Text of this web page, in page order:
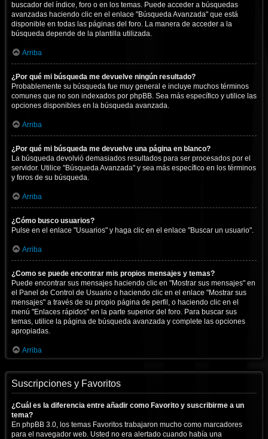
buscador del índice, foro o en los temas. Puede acceder a búsquedas
avanzadas haciendo clic en el enlace "Búsqueda Avanzada" que está
disponible en todas las páginas del foro. La manera de acceder a la
búsqueda depende de la plantilla utilizada.
Arriba
¿Por qué mi búsqueda me devuelve ningún resultado?
Probablemente su búsqueda fue muy general e incluye muchos términos
comunes que no son indexados por phpBB. Sea más específico y utilice las
opciones disponibles en la búsqueda avanzada.
Arriba
¿Por qué mi búsqueda me devuelve una página en blanco?
La búsqueda devolvió demasiados resultados para ser procesados por el
servidor. Utilice "Búsqueda Avanzada" y sea más específico en los términos
y foros de su búsqueda.
Arriba
¿Cómo busco usuarios?
Pulse en el enlace "Usuarios" y haga clic en el enlace "Buscar un usuario".
Arriba
¿Como se puede encontrar mis propios mensajes y temas?
Puede encontrar sus mensajes haciendo clic en "Mostrar sus mensajes" en
el Panel de Control de Usuario o haciendo clic en el enlace "Mostrar sus
mensajes" a través de su propio página de perfil, o haciendo clic en el
menú "Enlaces rápidos" en la parte superior del foro. Para buscar sus
temas, utilice la página de búsqueda avanzada y complete las opciones
apropiadas.
Arriba
Suscripciones y Favoritos
¿Cuál es la diferencia entre añadir como Favorito y suscribirme a un
tema?
En phpBB 3.0, los temas Favoritos trabajaron mucho como marcadores
para el navegador web. Usted no era alertado cuando había una